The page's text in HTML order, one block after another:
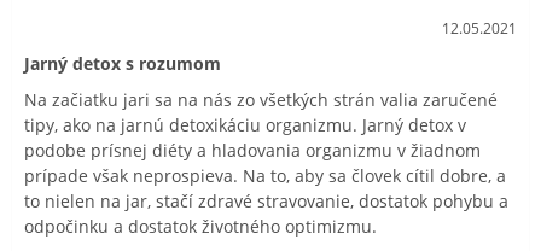
12.05.2021
Jarný detox s rozumom
Na začiatku jari sa na nás zo všetkých strán valia zaručené
tipy, ako na jarnú detoxikáciu organizmu. Jarný detox v
podobe prísnej diéty a hladovania organizmu v žiadnom
prípade však neprospieva. Na to, aby sa človek cítil dobre, a
to nielen na jar, stačí zdravé stravovanie, dostatok pohybu a
odpočinku a dostatok životného optimizmu.